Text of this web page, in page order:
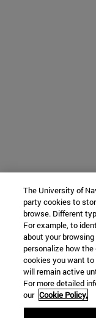
The University of
party cookies to
browse. Different
For example, to
about your
personalize how
cookies you want
will remain active
For more detailed
our Cookie Policy.